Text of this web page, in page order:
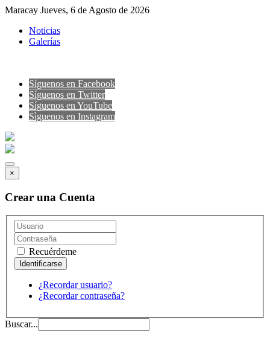
Maracay Jueves, 6 de Agosto de 2026
Noticias
Galerías
Síguenos en Facebook
Síguenos en Twitter
Síguenos en YouTube
Sìguenos en Instagram
×
Crear una Cuenta
Recuérdeme
¿Recordar usuario?
¿Recordar contraseña?
Buscar...